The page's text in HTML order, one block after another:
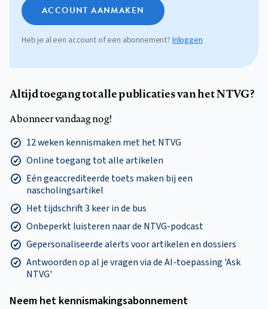
ACCOUNT AANMAKEN
Heb je al een account of een abonnement? Inloggen
Altijd toegang tot alle publicaties van het NTVG?
Abonneer vandaag nog!
12 weken kennismaken met het NTVG
Online toegang tot alle artikelen
Eén geaccrediteerde toets maken bij een
nascholingsartikel
Het tijdschrift 3 keer in de bus
Onbeperkt luisteren naar de NTVG-podcast
Gepersonaliseerde alerts voor artikelen en dossiers
Antwoorden op al je vragen via de AI-toepassing 'Ask
NTVG'
Neem het kennismakings­abonnement